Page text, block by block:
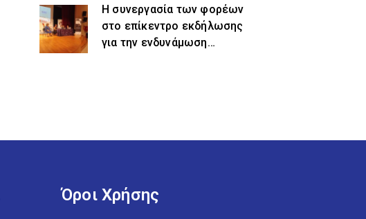
«Ελευθέριο» στην
ονομασία του δήμου
Η συνεργασία των φορέων
στο επίκεντρο εκδήλωσης
για την ενδυνάμωση
Όροι Χρήσης